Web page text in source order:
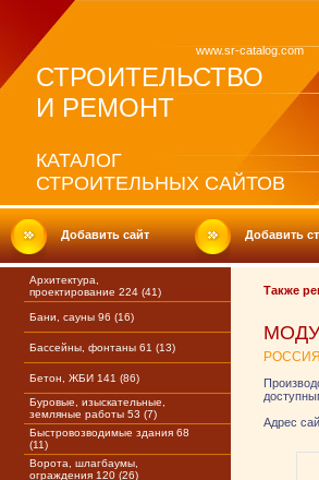
www.sr-catalog.com
СТРОИТЕЛЬСТВО
И РЕМОНТ
КАТАЛОГ
СТРОИТЕЛЬНЫХ САЙТОВ
Добавить сайт Добавить
Архитектура,
проектирование 224 (41)
Бани, сауны 96 (16)
Бассейны, фонтаны 61 (13)
Бетон, ЖБИ 141 (86)
Буровые, изыскательные,
земляные работы 53 (7)
Быстровозводимые здания 68
(11)
Ворота, шлагбаумы,
ограждения 120 (26)
Также
Адрес